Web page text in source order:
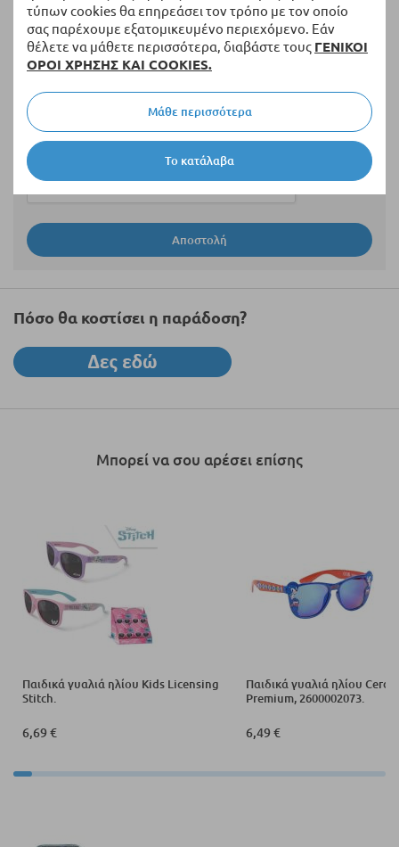
τύπων cookies θα επηρεάσει τον τρόπο με τον οποίο
σας παρέχουμε εξατομικευμένο περιεχόμενο. Εάν
θέλετε να μάθετε περισσότερα, διαβάστε τους ΓΕΝΙΚΟΙ
ΟΡΟΙ ΧΡΗΣΗΣ ΚΑΙ COOKIES.
Το κατάλαβα
Μάθε περισσότερα
Αξιολόγηση
Αποστολή
Πόσο θα κοστίσει η παράδοση?
Μπορεί να σου αρέσει επίσης
Παιδικά γυαλιά ηλίου Kids Licensing
Stitch.
6,69 €
Παιδικά γυαλιά ηλίου
Premium, 2600002073.
6,49 €